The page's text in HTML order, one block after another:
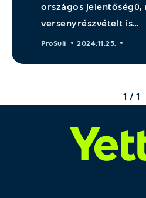
országos jelentőségű,
versenyrészvételt is…
ProSuli 2024.11.25.
1 / 1